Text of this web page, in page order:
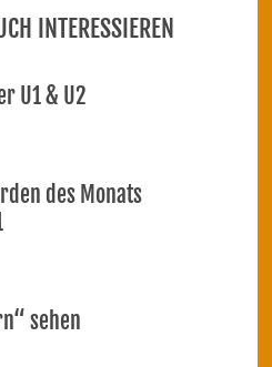
INTERESSIEREN
U1 & U2
des Monats
sehen